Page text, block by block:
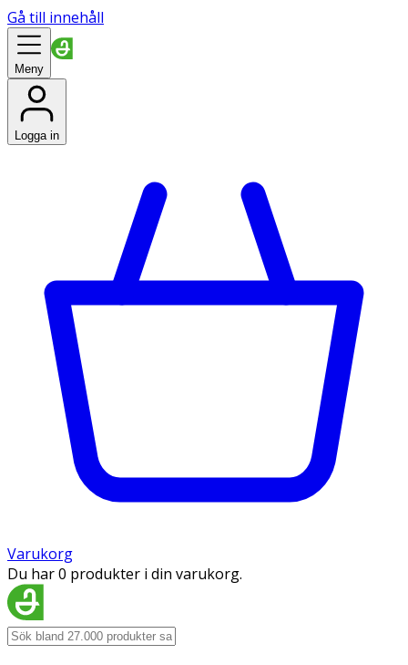
Gå till innehåll
Meny
Logga in
Varukorg
Du har 0 produkter i din varukorg.